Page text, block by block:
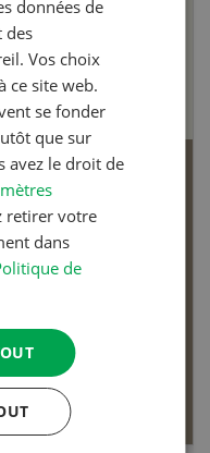
données de
des
Vos choix
ce site web.
se fonder
que sur
avez le droit de
retirer votre
dans
de